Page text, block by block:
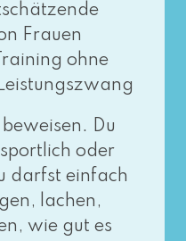
Frauen
ohne
Du
oder
darfst ein­fach
lachen,
wie gut es